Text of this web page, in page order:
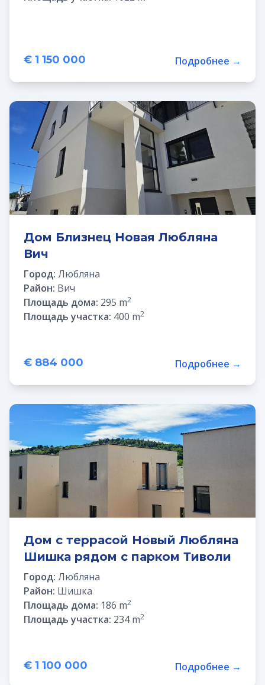
€ 1 150 000 Подробнее →
Дом Близнец Новая Любляна
Вич
Город: Любляна
Район: Вич
Площадь дома: 295 m2
Площадь участка: 400 m2
€ 884 000 Подробнее →
Дом с террасой Новый Любляна
Шишка рядом с парком Тиволи
Город: Любляна
Район: Шишка
Площадь дома: 186 m2
Площадь участка: 234 m2
€ 1 100 000 Подробнее →